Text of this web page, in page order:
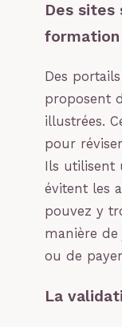
Des sites
formation
Des
proposent
illustrées.
pour
Ils utilisent
évitent les
pouvez y
manière
ou de
La